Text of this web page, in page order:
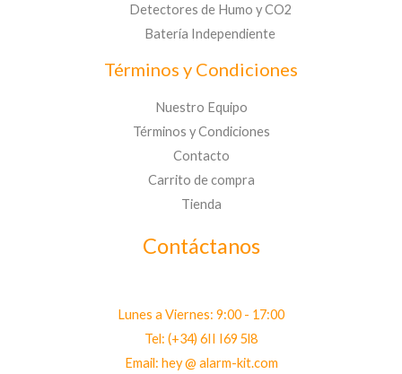
Detectores de Humo y CO2
Batería Independiente
Términos y Condiciones
Nuestro Equipo
Términos y Condiciones
Contacto
Carrito de compra
Tienda
Contáctanos
Lunes a Viernes: 9:00 - 17:00
Tel: (+34) 6II I69 5l8
Email: hey @ alarm-kit.com